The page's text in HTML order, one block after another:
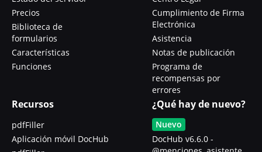
Precios
Biblioteca de
formularios
Características
Funciones
Cumplimiento de Firma
Electrónica
Asistencia
Notas de publicación
Programa de
recompensas por
errores
Recursos
pdfFiller
Aplicación móvil DocHub
¿Qué hay de nuevo?
Nuevo
DocHub v6.6.0 -